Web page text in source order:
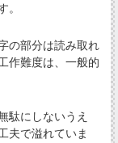
。
の部分は読み取れ
作難度は、一般的
駄にしないうえ
夫で溢れていま